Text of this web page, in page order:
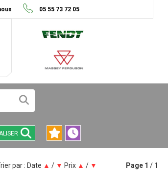
05 55 73 72 05
par : Date ▲ / ▼ Prix ▲ / ▼ Page 1 / 1